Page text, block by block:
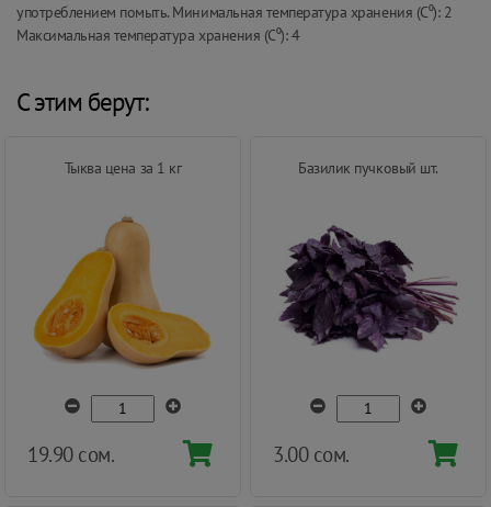
употреблением помыть. Минимальная температура хранения (С⁰): 2
Максимальная температура хранения (С⁰): 4
С этим берут:
Тыква цена за 1 кг
19.90 сом.
Базилик пучковый шт.
3.00 сом.